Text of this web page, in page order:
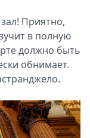
Приятно,
в полную
должно быть
обнимает.